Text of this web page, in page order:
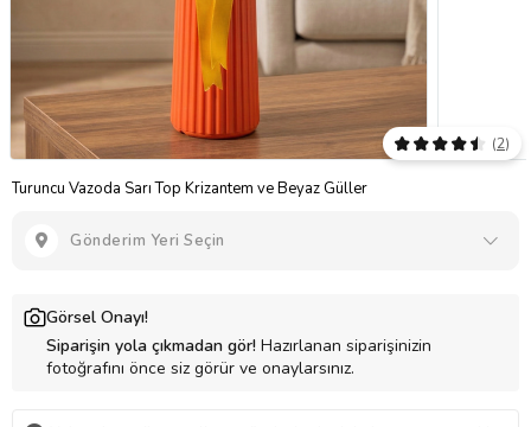
Turuncu Vazoda Sarı Top Krizantem ve Beyaz Güller
(2)
Gönderim Yeri Seçin
Görsel Onayı!
Siparişin yola çıkmadan gör! Hazırlanan siparişinizin
fotoğrafını önce siz görür ve onaylarsınız.